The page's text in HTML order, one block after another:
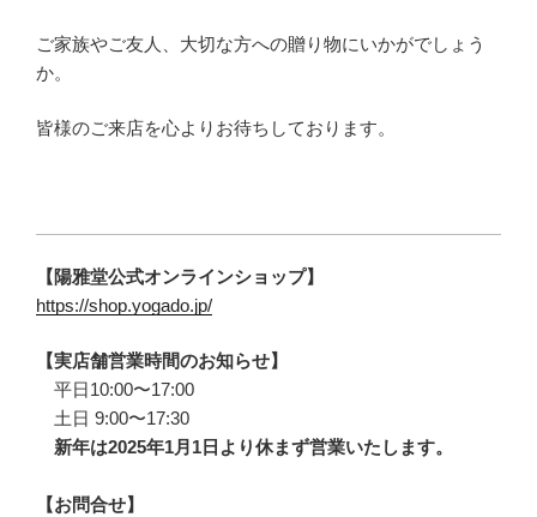
ご家族やご友人、大切な方への贈り物にいかがでしょう
か。
皆様のご来店を心よりお待ちしております。
【陽雅堂公式オンラインショップ】
https://shop.yogado.jp/
【実店舗営業時間のお知らせ】
平日10:00〜17:00
土日 9:00〜17:30
新年は2025年1月1日より休まず営業いたします。
【お問合せ】